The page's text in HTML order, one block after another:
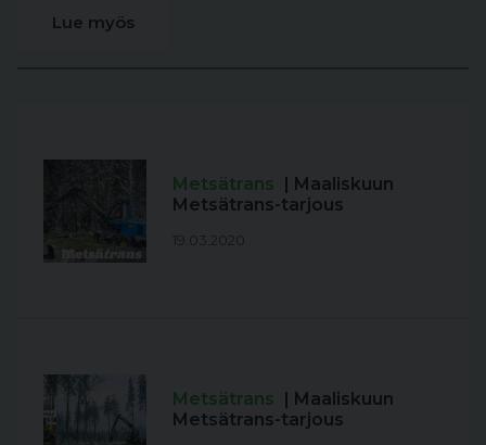
Lue myös
Metsätrans | Maaliskuun
Metsätrans-tarjous
19.03.2020
Metsätrans | Maaliskuun
Metsätrans-tarjous